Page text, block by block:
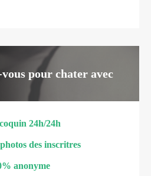
pour chater avec
24h/24h
des inscritres
anonyme